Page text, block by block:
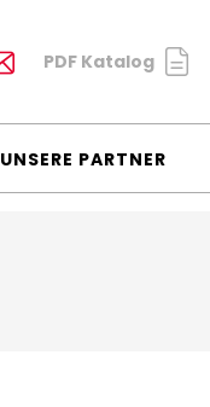
PDF Katalog
UNSERE PARTNER